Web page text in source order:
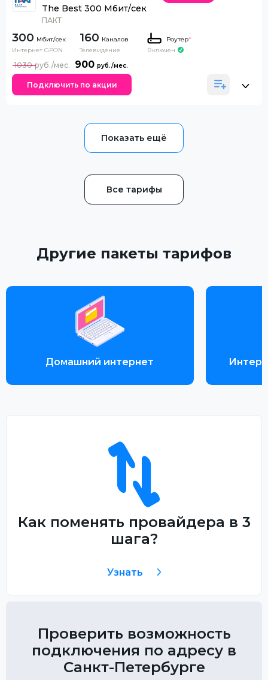
The Best 300 Мбит/сек
ПАКТ
300
Интернет GPON
160 Каналов
Телевидение
Роутер*
Включен
900
1030
Подключить по акции
Все тарифы
Другие пакеты тарифов
Домашний интернет
Как поменять провайдера в 3
шага?
Узнать
Проверить возможность
подключения по адресу в
Санкт-Петербурге